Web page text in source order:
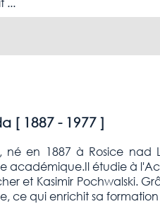
[ 1887 - 1977]
né en 1887 à Rosice
académique.Il étudie à
et Kasimir Pochwalski.
ce qui enrichit sa